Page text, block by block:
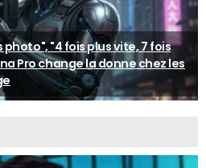
"4 fois plus vite, 7 fois
Pro change la donne chez les